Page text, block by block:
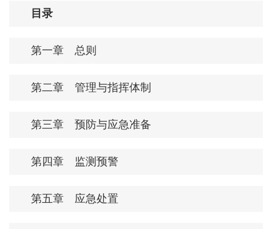
目录
第一章 总则
第二章 管理与指挥体制
第三章 预防与应急准备
第四章 监测预警
第五章 应急处置